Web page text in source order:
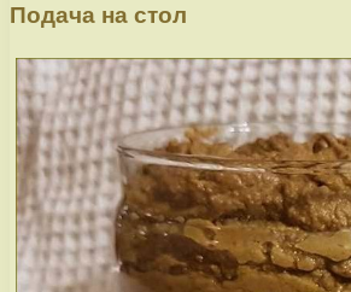
Подача на стол